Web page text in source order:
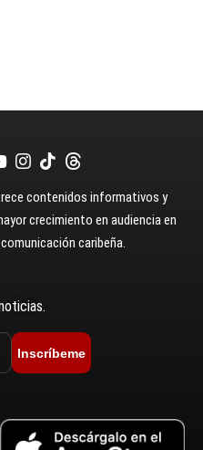
contenidos informativos y
crecimiento en audiencia en
caribeña.
Inscríbeme